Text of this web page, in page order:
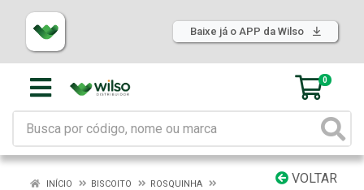
Baixe já o APP da Wilso
0
VOLTAR
INÍCIO BISCOITO
ROSQUINHA